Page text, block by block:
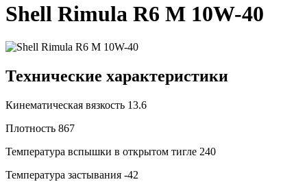
Shell Rimula R6 M 10W-40
Технические характеристики
Кинематическая вязкость 13.6
Плотность 867
Температура вспышки в открытом тигле 240
Температура застывания -42